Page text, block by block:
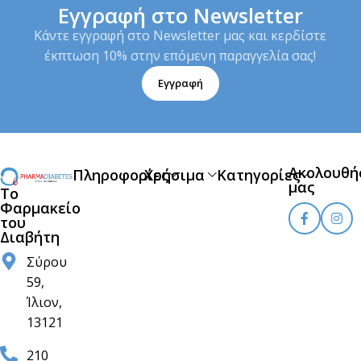
Εγγραφή στο Newsletter
Κάντε εγγραφή στο Newsletter μας και κερδίστε
έκπτωση 10% στην επόμενη παραγγελία σας!
Εγγραφή
Το
Φαρμακείο
του
Διαβήτη
Σύρου
59,
Ίλιον,
13121
210
ΠληροφορίεςΧρήσιμα Κατηγορίες
μας